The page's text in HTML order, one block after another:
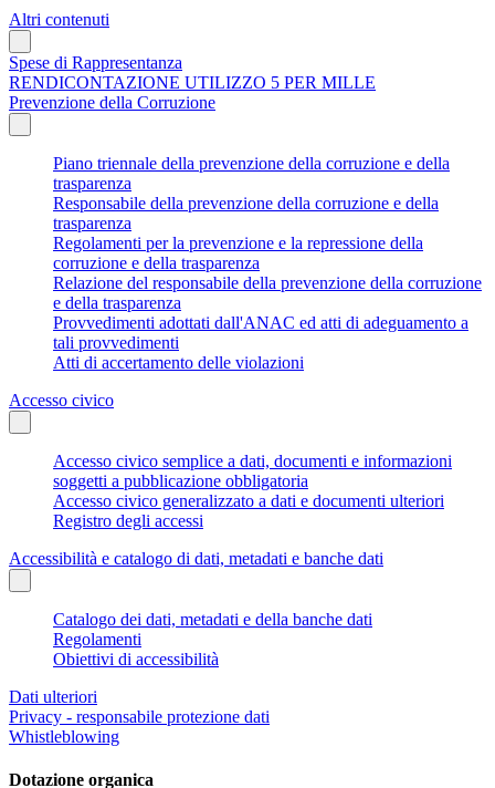
Altri contenuti
Spese di Rappresentanza
RENDICONTAZIONE UTILIZZO 5 PER MILLE
Prevenzione della Corruzione
Piano triennale della prevenzione della corruzione e della
trasparenza
Responsabile della prevenzione della corruzione e della
trasparenza
Regolamenti per la prevenzione e la repressione della
corruzione e della trasparenza
Relazione del responsabile della prevenzione della corruzione
e della trasparenza
Provvedimenti adottati dall'ANAC ed atti di adeguamento a
tali provvedimenti
Atti di accertamento delle violazioni
Accesso civico
Accesso civico semplice a dati, documenti e informazioni
soggetti a pubblicazione obbligatoria
Accesso civico generalizzato a dati e documenti ulteriori
Registro degli accessi
Accessibilità e catalogo di dati, metadati e banche dati
Catalogo dei dati, metadati e della banche dati
Regolamenti
Obiettivi di accessibilità
Dati ulteriori
Privacy - responsabile protezione dati
Whistleblowing
Dotazione organica